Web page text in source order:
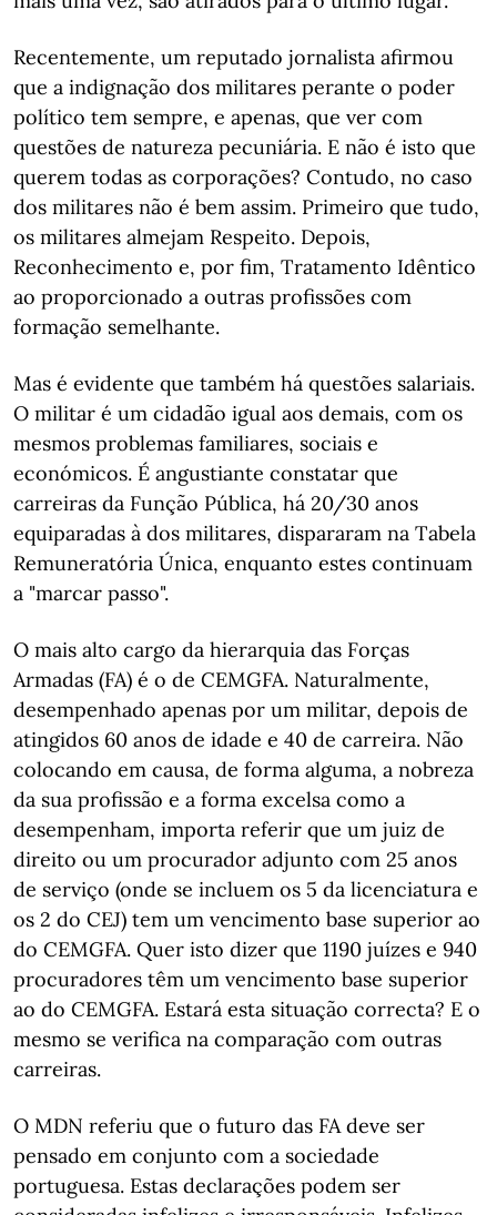
Recentemente, um reputado jornalista afirmou
que a indignação dos militares perante o poder
político tem sempre, e apenas, que ver com
questões de natureza pecuniária. E não é isto que
querem todas as corporações? Contudo, no caso
dos militares não é bem assim. Primeiro que tudo,
os militares almejam Respeito. Depois,
Reconhecimento e, por fim, Tratamento Idêntico
ao proporcionado a outras profissões com
formação semelhante.
Mas é evidente que também há questões salariais.
O militar é um cidadão igual aos demais, com os
mesmos problemas familiares, sociais e
económicos. É angustiante constatar que
carreiras da Função Pública, há 20/30 anos
equiparadas à dos militares, dispararam na Tabela
Remuneratória Única, enquanto estes continuam
a "marcar passo".
O mais alto cargo da hierarquia das Forças
Armadas (FA) é o de CEMGFA. Naturalmente,
desempenhado apenas por um militar, depois de
atingidos 60 anos de idade e 40 de carreira. Não
colocando em causa, de forma alguma, a nobreza
da sua profissão e a forma excelsa como a
desempenham, importa referir que um juiz de
direito ou um procurador adjunto com 25 anos
de serviço (onde se incluem os 5 da licenciatura e
os 2 do CEJ) tem um vencimento base superior ao
do CEMGFA. Quer isto dizer que 1190 juízes e 940
procuradores têm um vencimento base superior
ao do CEMGFA. Estará esta situação correcta? E o
mesmo se verifica na comparação com outras
carreiras.
O MDN referiu que o futuro das FA deve ser
pensado em conjunto com a sociedade
portuguesa. Estas declarações podem ser